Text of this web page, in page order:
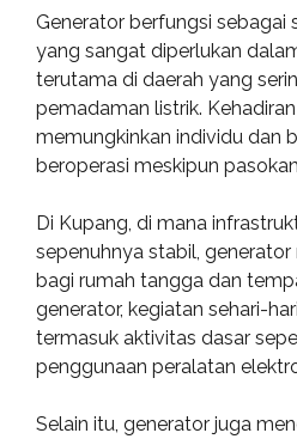
Generator berfungsi
yang sangat diperlukan
terutama di daerah yang
pemadaman listrik.
memungkinkan individu dan
beroperasi meskipun
Di Kupang, di mana
sepenuhnya stabil,
bagi rumah tangga dan
generator, kegiatan sehari-
termasuk aktivitas dasar
penggunaan peralatan
Selain itu, generator juga